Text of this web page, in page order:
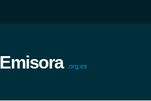
Emisora .org.es